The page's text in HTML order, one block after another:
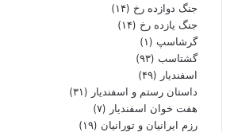
جنگ دوازده رخ (۱۴)
جنگ یازده رخ (۱۴)
گرشاسپ (۱)
گشتاسب (۹۳)
اسفندیار (۴۹)
داستان رستم و اسفندیار (۳۱)
هفت خوان اسفندیار (۷)
رزم ایرانیان و تورانیان (۱۹)